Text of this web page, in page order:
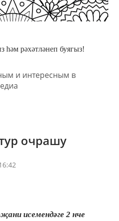
һәм рәхәтләнеп буягыз!
и интересным в
очрашу
исемендәге 2 нче